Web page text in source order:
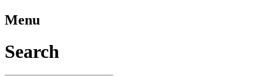
Menu
Search